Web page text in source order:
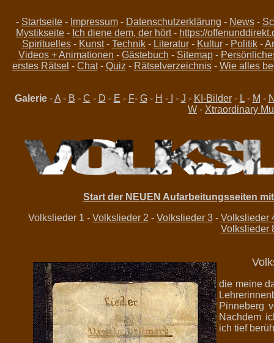
- Startseite- Impressum- Datenschutzerklärung - News-
Mystikseite - Ich diene dem, der hört- https://
Spirituelles- Kunst- Technik- Literatur- Kultur- Politik-
Videos + Animationen - Gästebuch - Sitemap -
erstes Rätsel - Chat- Quiz - Rätselverzeichnis- Wie alles
Galerie-A- B - C - D - E - F- G- H -I - J - KI-Bilder- L- M -
W - Xtraordinary
Start der NEUEN Aufarbeitungsseiten
Volkslieder 1 - Volkslieder 2 - Volkslieder 3- Volkslieder
Volkslieder
die meine
Pinneberg
Nachdem
ich tief